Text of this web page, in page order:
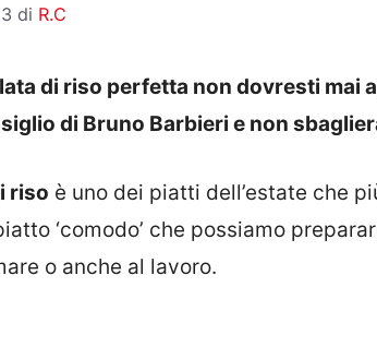
di R.C
di riso perfetta non dovresti mai
di Bruno Barbieri e non
riso è uno dei piatti dell’estate che
‘comodo’ che possiamo
o anche al lavoro.